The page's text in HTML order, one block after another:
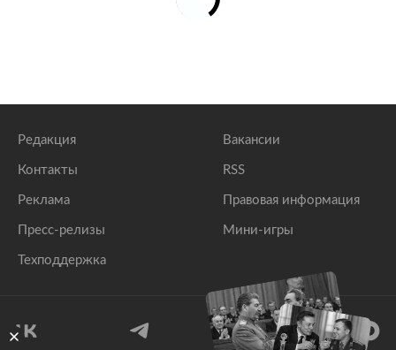
Редакция
Контакты
Реклама
Пресс-релизы
Техподдержка
Вакансии
RSS
Правовая информация
Мини-игры